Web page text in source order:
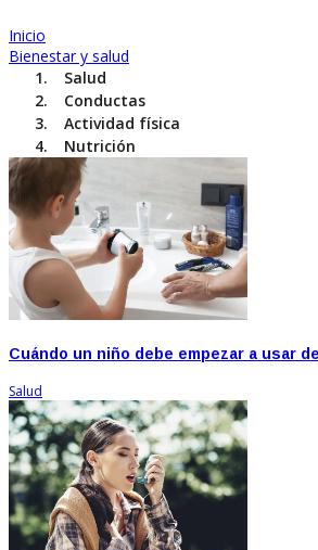
Inicio
Bienestar y salud
Salud
Conductas
Actividad física
Nutrición
Cuándo un niño debe empezar a usar
Salud